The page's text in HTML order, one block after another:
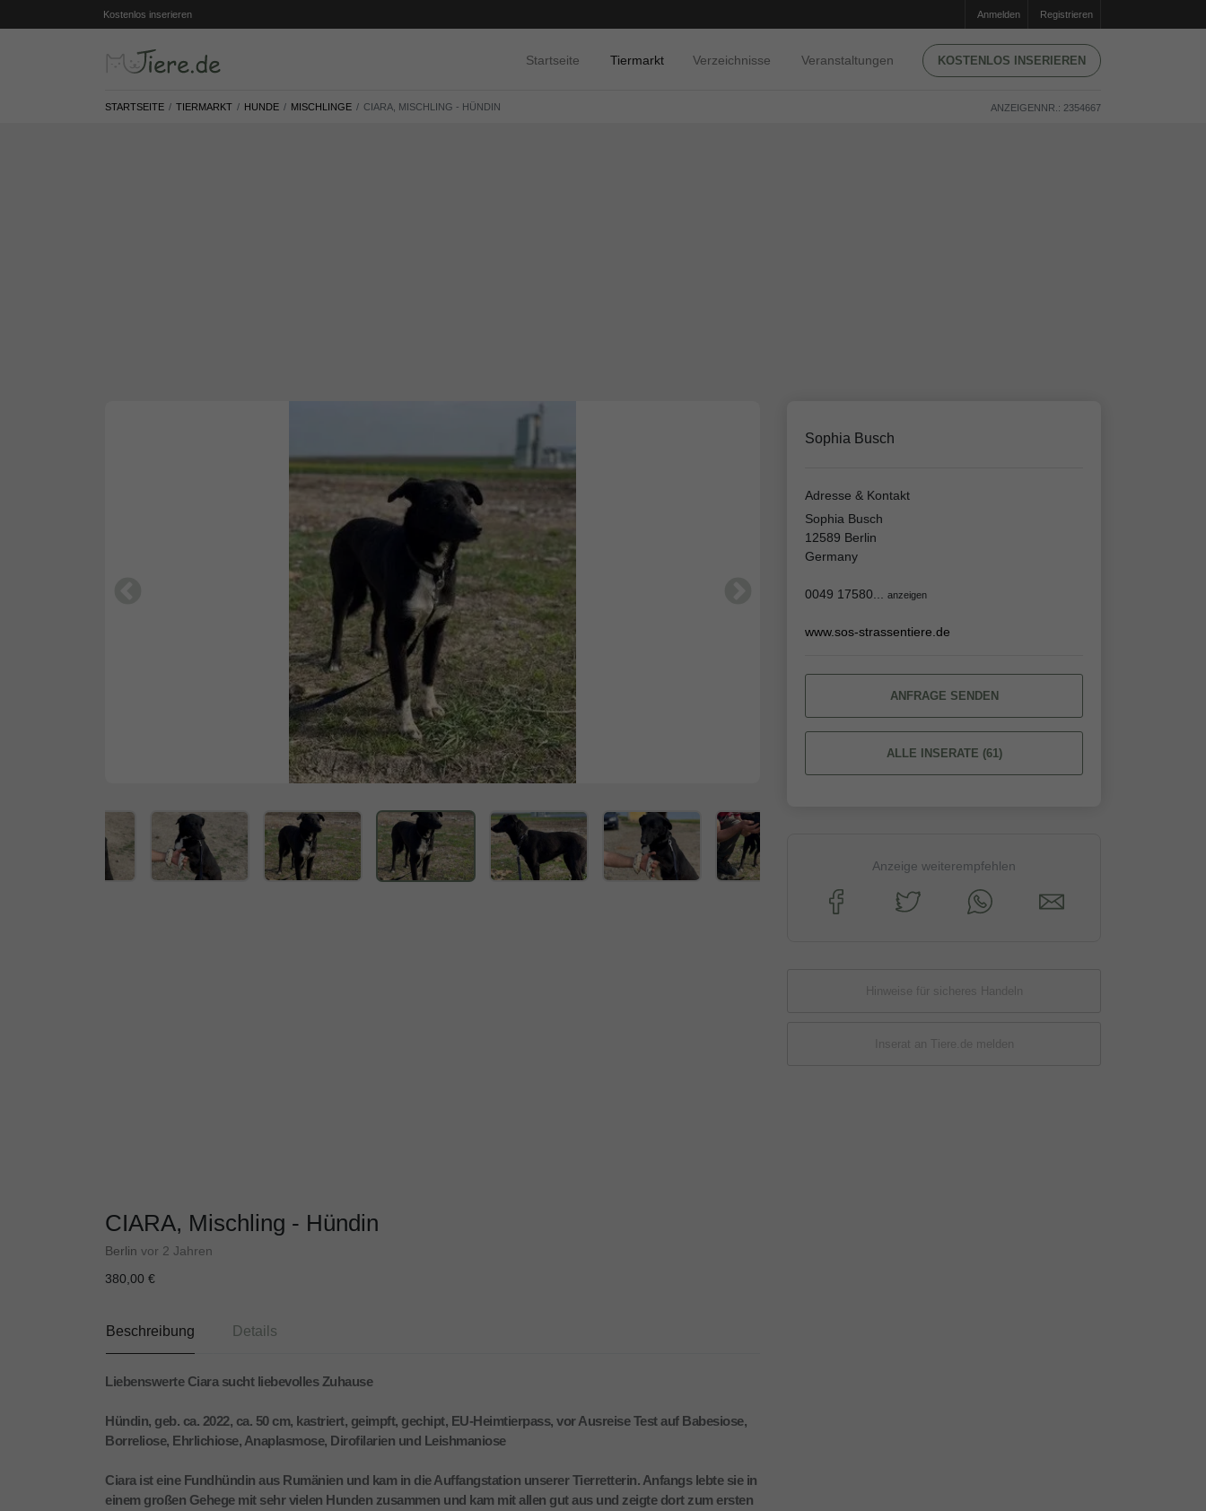
Kostenlos inserieren Anmelden Registrieren
Startseite Tiermarkt Verzeichnisse Veranstaltungen KOSTENLOS INSERIEREN
STARTSEITE TIERMARKT HUNDE MISCHLINGE CIARA, MISCHLING - HÜNDIN ANZEIGENNR.: 2354667
CIARA, Mischling - Hündin
Berlin vor 2 Jahren
380,00 €
Beschreibung Details
Liebenswerte Ciara sucht liebevolles Zuhause
Hündin, geb. ca. 2022, ca. 50 cm, kastriert, geimpft, gechipt, EU-Heimtierpass, vor Ausreise Test auf Babesiose,
Borreliose, Ehrlichiose, Anaplasmose, Dirofilarien und Leishmaniose
Ciara ist eine Fundhündin aus Rumänien und kam in die Auffangstation unserer Tierretterin. Anfangs lebte sie in
einem großen Gehege mit sehr vielen Hunden zusammen und kam mit allen gut aus und zeigte dort zum ersten
Sophia Busch
Adresse & Kontakt
Sophia Busch
12589 Berlin
Germany
0049 17580... anzeigen
www.sos-strassentiere.de
ANFRAGE SENDEN
ALLE INSERATE (61)
Anzeige weiterempfehlen
Hinweise für sicheres Handeln
Inserat an Tiere.de melden